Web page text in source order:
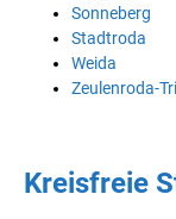
Sonneberg
Stadtroda
Weida
Zeulenroda-
Kreisfreie